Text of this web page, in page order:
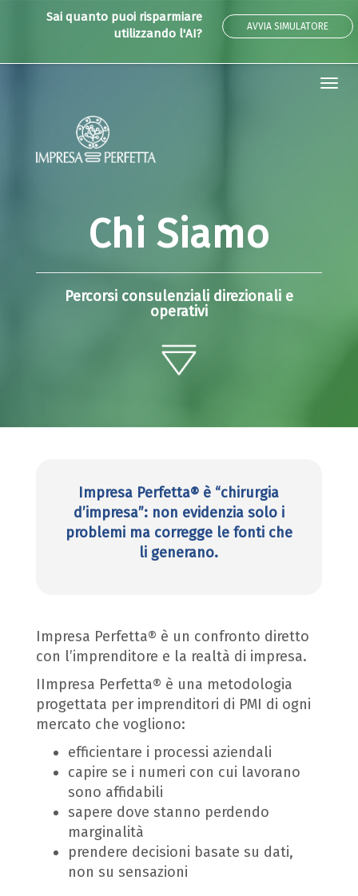
Sai quanto puoi risparmiare
utilizzando l'AI?
AVVIA SIMULATORE
Chi Siamo
Percorsi consulenziali direzionali e
operativi
Impresa Perfetta® è “chirurgia
d’impresa”: non evidenzia solo i
problemi ma corregge le fonti che
li generano.
Impresa Perfetta® è un confronto diretto
con l’imprenditore e la realtà di impresa.
IImpresa Perfetta® è una metodologia
progettata per imprenditori di PMI di ogni
mercato che vogliono:
efficientare i processi aziendali
capire se i numeri con cui lavorano
sono affidabili
sapere dove stanno perdendo
marginalità
prendere decisioni basate su dati,
non su sensazioni